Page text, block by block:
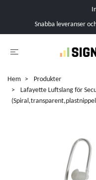
Snabba leveranser
Hem
Produkter
Lafayette Luftslang för